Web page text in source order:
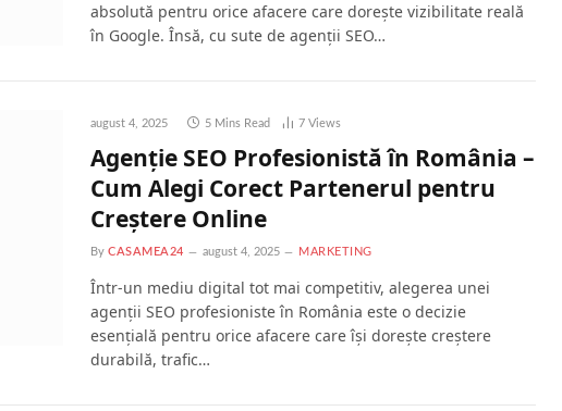
absolută pentru orice afacere care dorește vizibilitate reală
în Google. Însă, cu sute de agenții SEO…
august 4, 2025 5 Mins Read 7 Views
Agenție SEO Profesionistă în România –
Cum Alegi Corect Partenerul pentru
Creștere Online
By CASAMEA24 august 4, 2025 MARKETING
Într-un mediu digital tot mai competitiv, alegerea unei
agenții SEO profesioniste în România este o decizie
esențială pentru orice afacere care își dorește creștere
durabilă, trafic…